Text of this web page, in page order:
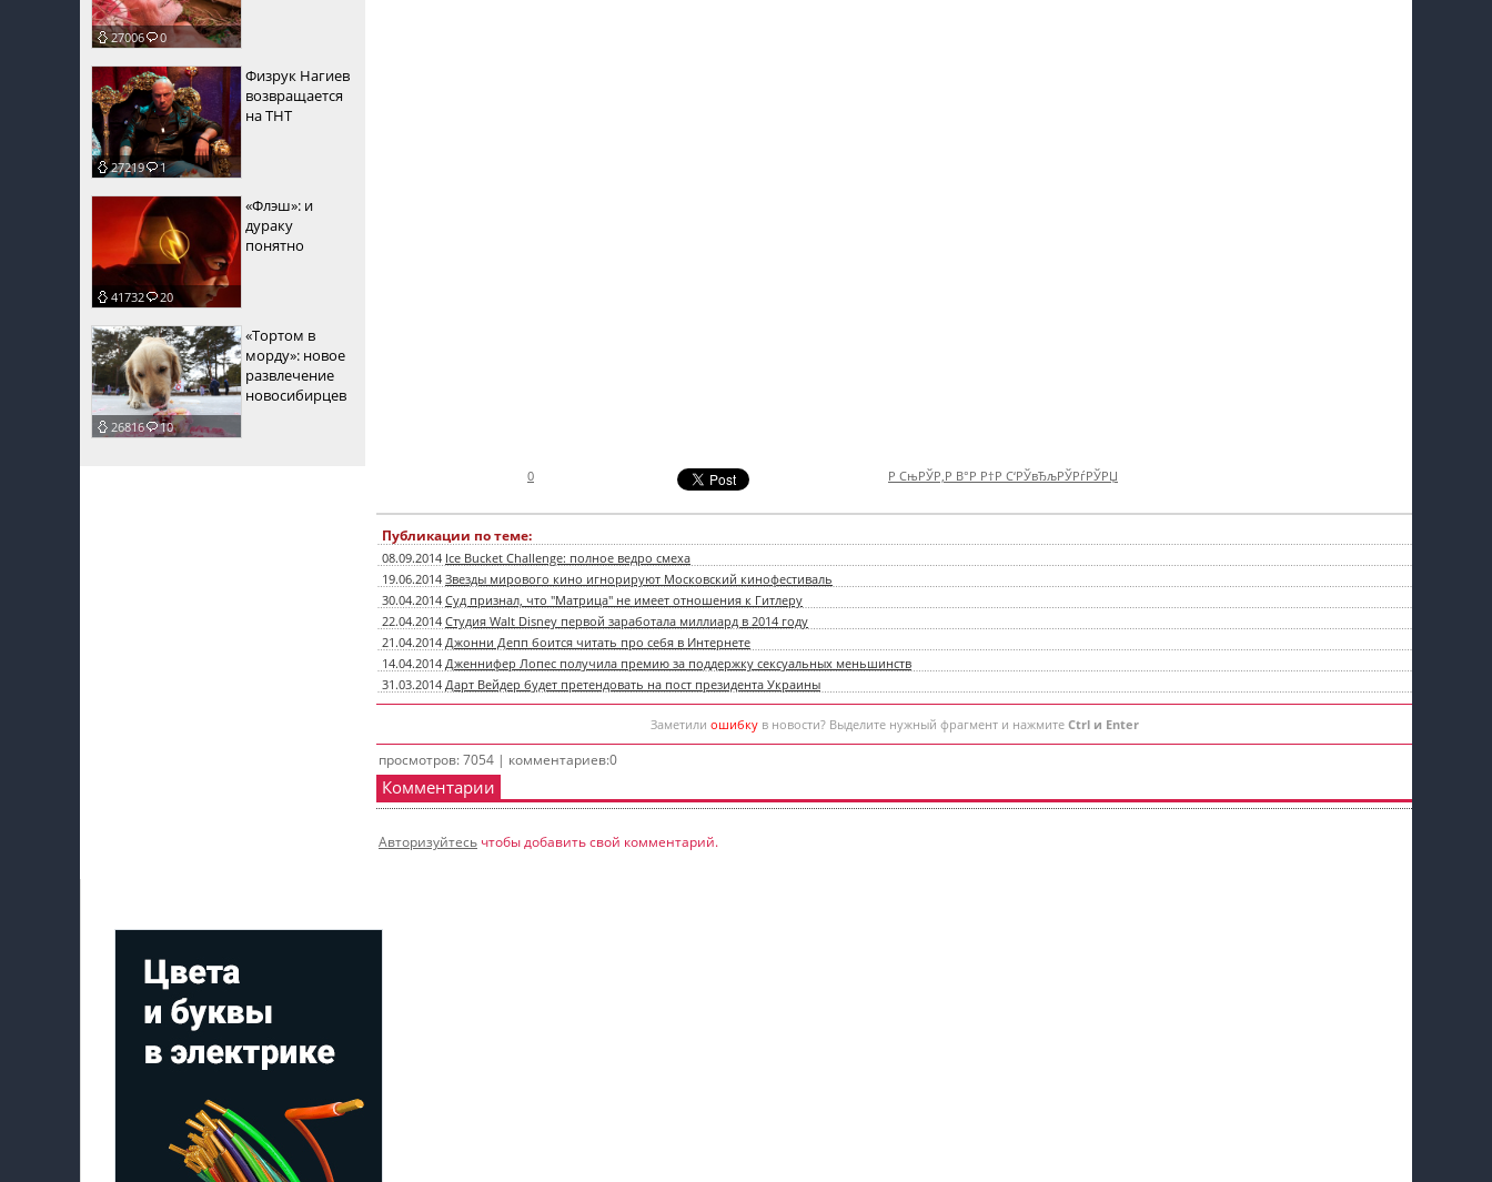
пїЅпїЅпїЅпїЅпїЅ
пїЅпїЅпїЅпїЅпїЅпїЅпїЅпїЅпїЅпїЅ
27006 0
27219 1
Физрук Нагиев
возвращается
на ТНТ
41732 20
«Флэш»: и
дураку
понятно
26816 10
«Тортом в
морду»: новое
развлечение
новосибирцев
0 Р СњРЎР‚Р В°Р Р†Р С‘РЎвЂљРЎРѓРЎРЏ
Публикации по теме:
08.09.2014 Ice Bucket Challenge: полное ведро смеха
19.06.2014 Звезды мирового кино игнорируют Московский кинофестиваль
30.04.2014 Суд признал, что "Матрица" не имеет отношения к Гитлеру
22.04.2014 Студия Walt Disney первой заработала миллиард в 2014 году
21.04.2014 Джонни Депп боится читать про себя в Интернете
14.04.2014 Дженнифер Лопес получила премию за поддержку сексуальных меньшинств
31.03.2014 Дарт Вейдер будет претендовать на пост президента Украины
Заметили ошибкув новости? Выделите нужный фрагмент и нажмите Ctrl и Enter
просмотров: 7054 | комментариев:0
Комментарии
Авторизуйтесь чтобы добавить свой комментарий.